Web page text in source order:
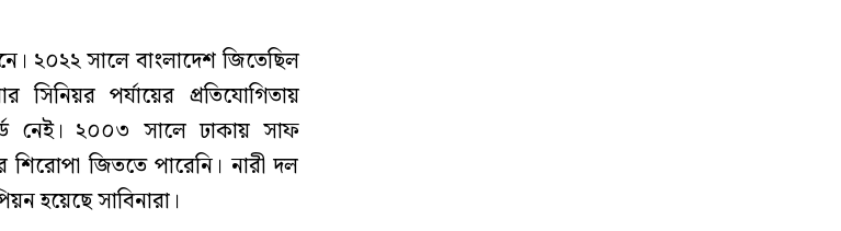
২০২২ সালে বাংলাদেশ জিতেছিল
পর্যায়ের প্রতিযোগিতায়
নেই। ২০০৩ সালে ঢাকায় সাফ
জিততে পারেনি। নারী দল
হয়েছে সাবিনারা।